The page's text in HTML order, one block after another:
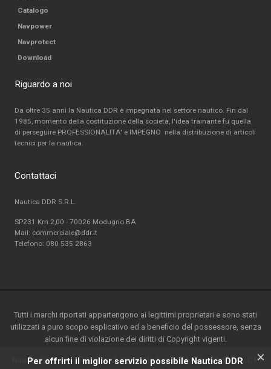
Per offrirti il miglior servizio possibile Nautica DDR ×
Catalogo
Navpower
Navprotect
Download
Riguardo a noi
Da oltre 35 anni la Nautica DDR è impegnata nel settore nautico. Fin dal
1985, momento della costituzione della società, l'idea trainante fu quella
di perseguire PROFESSIONALITA' e IMPEGNO nella distribuzione di articoli
tecnici per la nautica.
Contattaci
Nautica DDR S.R.L.
SP231 Km 2,00 - 70026 Modugno BA
Mail: commerciale@ddr.it
Telefono: 080 535 2863
Tutti i marchi riportati appartengono ai legittimi proprietari e sono stati
utilizzati a puro scopo esplicativo ed a beneficio del possessore, senza
alcun fine di violazione dei diritti di Copyright vigenti.
Nautica DDR srl - S.P. 231 km.2-70026 Modugno(BA) - Italy-P.ta IVA / C.F.